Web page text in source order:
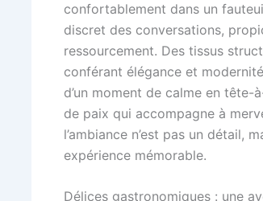
confortablement dans un
discret des conversations,
ressourcement. Des tissus
conférant élégance et
d’un moment de calme en
de paix qui accompagne à
l’ambiance n’est pas un détail,
expérience mémorable.
Délices gastronomiques : une